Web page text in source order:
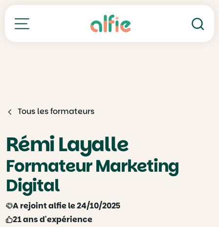
Toutes nos formations
Tous les formateurs
Rémi Layalle
Formateur Marketing
Digital
A rejoint alfie le 24/10/2025
21 ans d'expérience